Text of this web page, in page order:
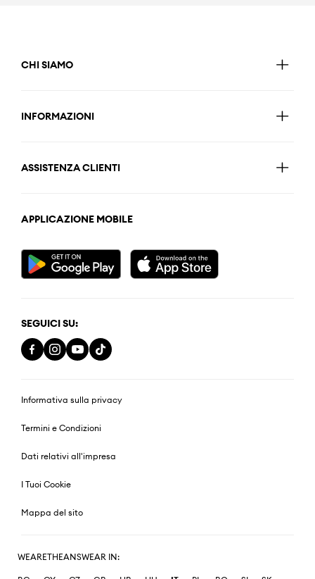
CHI SIAMO
INFORMAZIONI
ASSISTENZA CLIENTI
APPLICAZIONE MOBILE
SEGUICI SU:
Informativa sulla privacy
Termini e Condizioni
Dati relativi all'impresa
I Tuoi Cookie
Mappa del sito
WEARETHEANSWEAR IN: